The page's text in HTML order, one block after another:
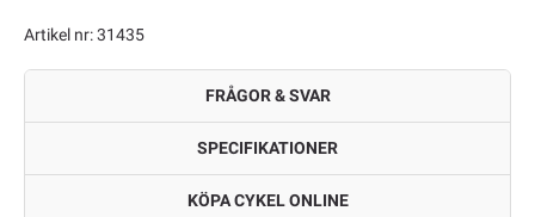
Artikel nr: 31435
FRÅGOR & SVAR
SPECIFIKATIONER
KÖPA CYKEL ONLINE